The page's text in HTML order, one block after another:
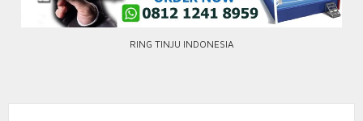
RING TINJU INDONESIA